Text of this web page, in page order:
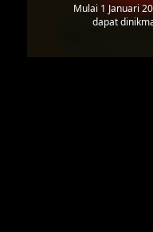
Mulai 1 Januari
dapat